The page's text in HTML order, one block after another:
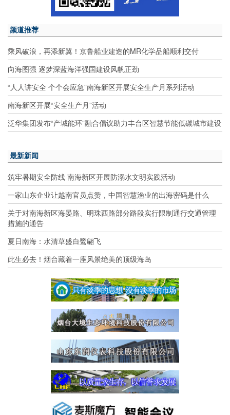
频道推荐
乘风破浪，再添新翼！京鲁船业建造的MR化学品船顺利交付
向海图强 逐梦深蓝海洋强国建设风帆正劲
“人人讲安全 个个会应急”南海新区开展安全生产月系列活动
南海新区开展“安全生产月”活动
泛华集团发布“产城能环”融合倡议助力丰台区智慧节能低碳城市建设
最新新闻
筑牢暑期安全防线 南海新区开展防溺水文明实践活动
一家山东企业让越南官员点赞，中国智慧渔业的出海密码是什么
关于对南海新区海晏路、明珠西路部分路段实行限制通行交通管理
措施的通告
夏日南海：水清草盛白鹭翩飞
此生必去！烟台藏着一座风景绝美的顶级海岛